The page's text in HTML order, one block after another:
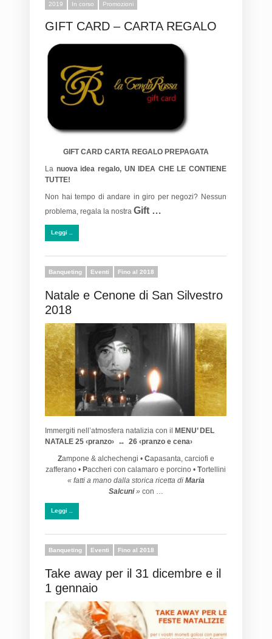
2019 In corso Promozioni
GIFT CARD – CARTA REGALO
GIFT CARD CARTA REGALO PREPAGATA
La nuova idea regalo, UN IDEA CHE LE CONTIENE
TUTTE!
Non hai tempo di andare in giro per negozi? Nessun
problema, regala la nostra Gift …
Leggi ..
Banqueting Eventi Fino al 2018
Natale e Cenone di San Silvestro
2018
Immergiti nell’atmosfera natalizia con il MENU’ DEL
NATALE 25 ‹pranzo› ↔ 26 ‹pranzo e cena›
Zampone & alchechengi • Capasanta, carciofi e
zafferano • Paccheri con calamaro e porcino • Tortellini
« fatti a mano dalla storica ricetta di Maria
Salcuni» con …
Leggi ..
Banqueting Eventi Fino al 2018
Take away per il 31 dicembre e il
1 gennaio